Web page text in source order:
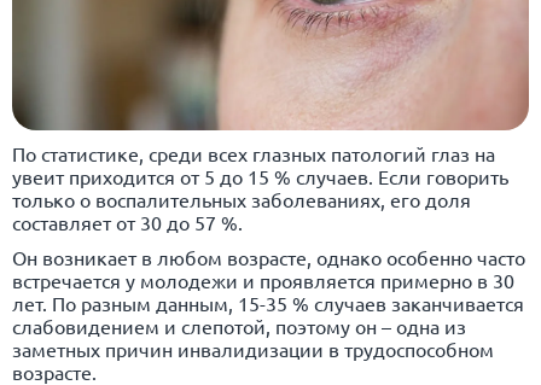
По статистике, среди всех глазных патологий глаз на
увеит приходится от 5 до 15 % случаев. Если говорить
только о воспалительных заболеваниях, его доля
составляет от 30 до 57 %.
Он возникает в любом возрасте, однако особенно часто
встречается у молодежи и проявляется примерно в 30
лет. По разным данным, 15-35 % случаев заканчивается
слабовидением и слепотой, поэтому он – одна из
заметных причин инвалидизации в трудоспособном
возрасте.